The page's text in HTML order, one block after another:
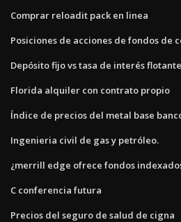
Comprar reloadit pack en linea
Posiciones de acciones de fondos de
Depósito fijo vs tasa de interés flotante
Florida alquiler con contrato propio
Índice de precios del metal base
Ingenieria civil de gas y petróleo.
¿merrill edge ofrece fondos
C conferencia futura
Precios del seguro de salud de cigna